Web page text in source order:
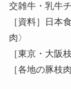
交雑牛・乳牛チ
［資料］日本
肉〉
［東京・大阪
［各地の豚枝